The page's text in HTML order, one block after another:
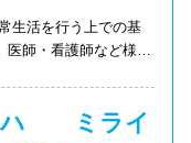
生活を行う上での基
師・看護師など様々
ハ ミライ